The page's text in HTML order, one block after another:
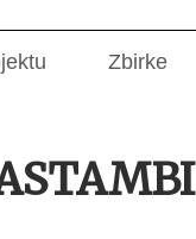
Zbirke